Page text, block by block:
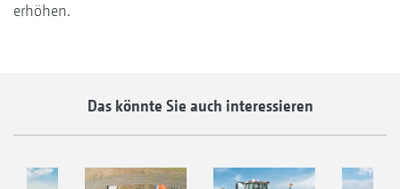
erhöhen.
Das könnte Sie auch interessieren